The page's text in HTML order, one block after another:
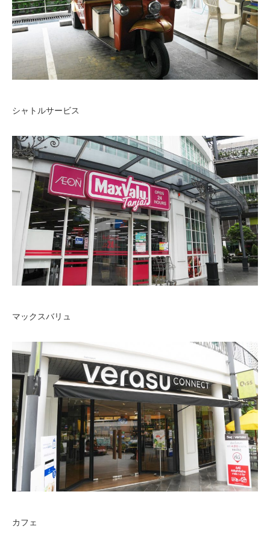
シャトルサービス
マックスバリュ
カフェ